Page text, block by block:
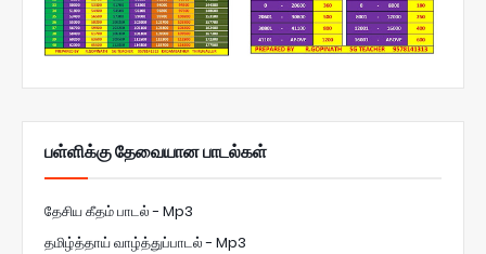
பள்ளிக்கு தேவையான பாடல்கள்
தேசிய கீதம் பாடல் - Mp3
தமிழ்த்தாய் வாழ்த்துப்பாடல் - Mp3